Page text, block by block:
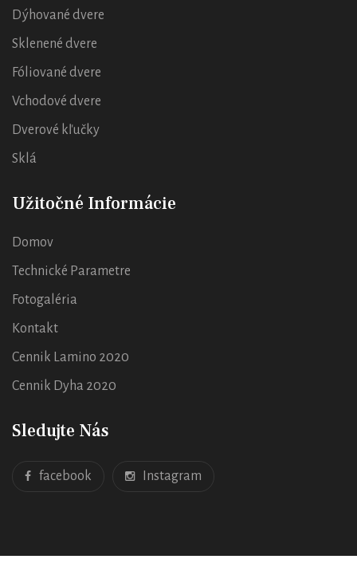
Dýhované dvere
Sklenené dvere
Fóliované dvere
Vchodové dvere
Dverové kľučky
Sklá
Užitočné Informácie
Domov
Technické Parametre
Fotogaléria
Kontakt
Cennik Lamino 2020
Cennik Dyha 2020
Sledujte Nás
facebook Instagram